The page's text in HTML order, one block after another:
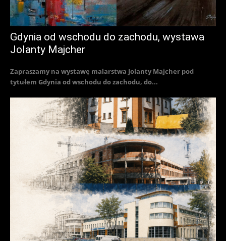
Gdynia od wschodu do zachodu, wystawa
Jolanty Majcher
Zapraszamy na wystawę malarstwa Jolanty Majcher pod
tytułem Gdynia od wschodu do zachodu, do...